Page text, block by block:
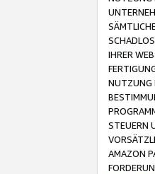
IHRER
NUTZUNG
STEUERN
AMAZON